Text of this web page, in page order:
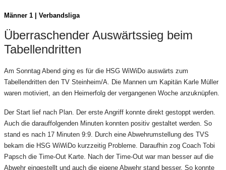
Männer 1 | Verbandsliga
Überraschender Auswärtssieg beim
Tabellendritten
Am Sonntag Abend ging es für die HSG WiWiDo auswärts zum
Tabellendritten den TV Steinheim/A. Die Mannen um Kapitän Karle Müller
waren motiviert, an den Heimerfolg der vergangenen Woche anzuknüpfen.
Der Start lief nach Plan. Der erste Angriff konnte direkt gestoppt werden.
Auch die darauffolgenden Minuten konnten positiv gestaltet werden. So
stand es nach 17 Minuten 9:9. Durch eine Abwehrumstellung des TVS
bekam die HSG WiWiDo kurzzeitig Probleme. Daraufhin zog Coach Tobi
Papsch die Time-Out Karte. Nach der Time-Out war man besser auf die
Abwehr eingestellt und auch die eigene Abwehr stand besser. So konnte